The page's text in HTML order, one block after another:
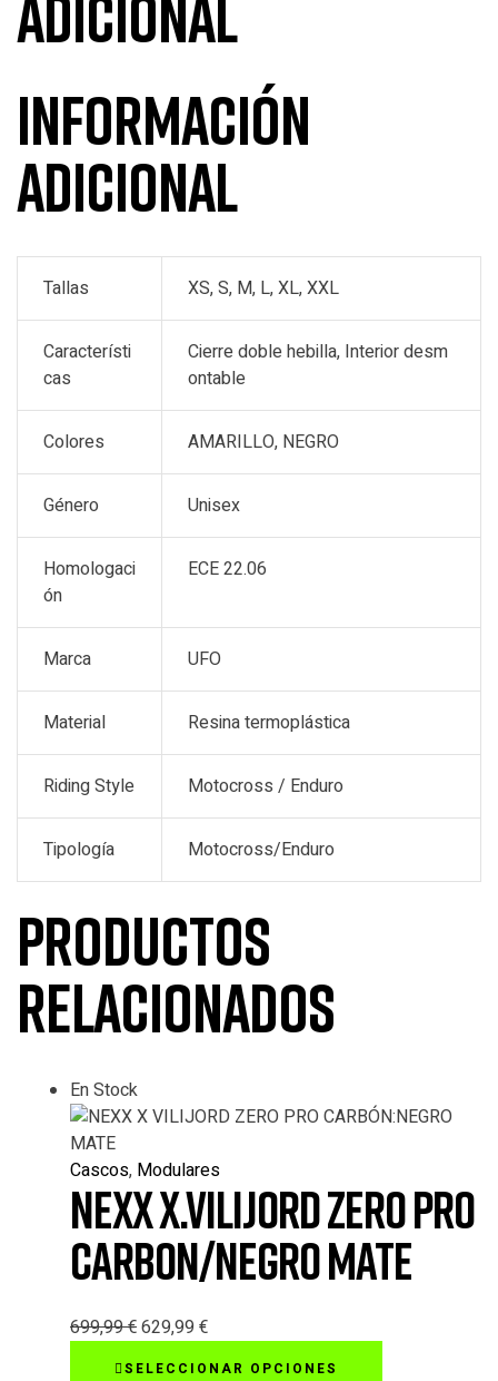
adicional
Información
adicional
Tallas XS, S, M, L, XL, XXL
Característi
cas
Cierre doble hebilla, Interior desm
ontable
Colores AMARILLO, NEGRO
Género Unisex
Homologaci
ón
ECE 22.06
Marca UFO
Material Resina termoplástica
Riding Style Motocross / Enduro
Tipología Motocross/Enduro
Productos
relacionados
En Stock
Cascos, Modulares
NEXX X.VILIJORD ZERO PRO
CARBON/NEGRO MATE
699,99€629,99 €
SELECCIONAR OPCIONES